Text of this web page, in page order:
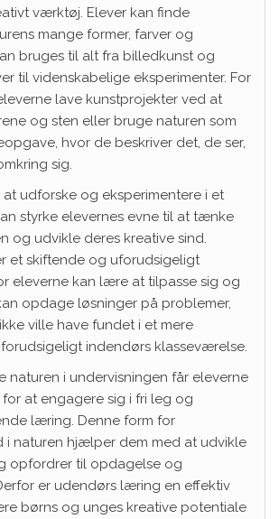
værktøj. Elever kan finde
mange former, farver og
bruges til alt fra billedkunst og
til videnskabelige eksperimenter. For
lave kunstprojekter ved at
og sten eller bruge naturen som
hvor de beskriver det, de ser,
sig.
udforske og eksperimentere i et
styrke elevernes evne til at tænke
og udvikle deres kreative sind.
et skiftende og uforudsigeligt
eleverne kan lære at tilpasse sig og
opdage løsninger på problemer,
ville have fundet i et mere
indendørs klasseværelse.
naturen i undervisningen får eleverne
at engagere sig i fri leg og
læring. Denne form for
i naturen hjælper dem med at udvikle
opfordrer til opdagelse og
er udendørs læring en effektiv
børns og unges kreative potentiale